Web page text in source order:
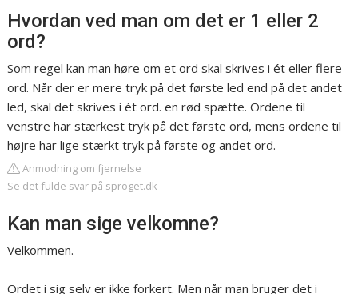
Hvordan ved man om det er 1 eller 2
ord?
Som regel kan man høre om et ord skal skrives i ét eller flere
ord. Når der er mere tryk på det første led end på det andet
led, skal det skrives i ét ord. en rød spætte. Ordene til
venstre har stærkest tryk på det første ord, mens ordene til
højre har lige stærkt tryk på første og andet ord.
Anmodning om fjernelse
Se det fulde svar på sproget.dk
Kan man sige velkomne?
Velkommen.
Ordet i sig selv er ikke forkert. Men når man bruger det i